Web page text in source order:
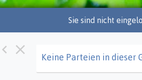
Sie sind nicht
Keine Parteien in dieser